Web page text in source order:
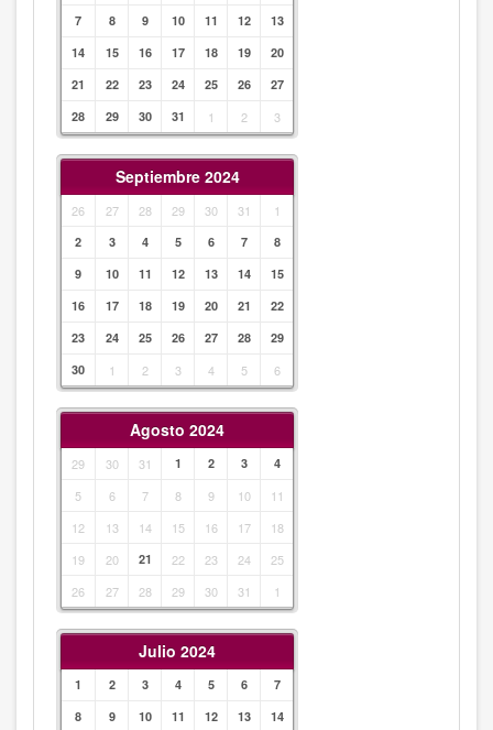
7
8 9 10 11 12
13
14
15 16 17 18 19
20
21
22 23 24 25 26
27
28
29 30 31 1 2 3
Septiembre 2024
26 27 28 29 30 31 1
2 3 4 5 6 7
8
9
10 11 12 13 14
15
16
17 18 19 20 21
22
23
24 25 26 27 28
29
30
1 2 3 4 5 6
Agosto 2024
29 30 31 1 2 3 4
5 6 7 8 9 10
11
12
13 14 15 16 17
18
19
20 21 22 23 24
25
26
27 28 29 30 31 1
Julio 2024
1 2 3 4 5 6
7
8
9 10 11 12 13
14